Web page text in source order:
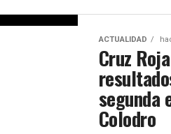
ACTUALIDAD
Cruz
segunda
Colodro